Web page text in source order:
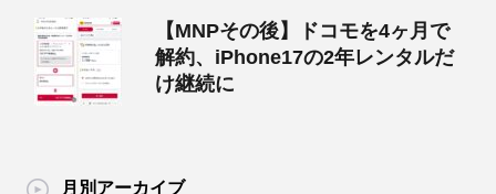
【MNPその後】ドコモを4ヶ月で
解約、iPhone17の2年レンタルだ
け継続に
月別アーカイブ